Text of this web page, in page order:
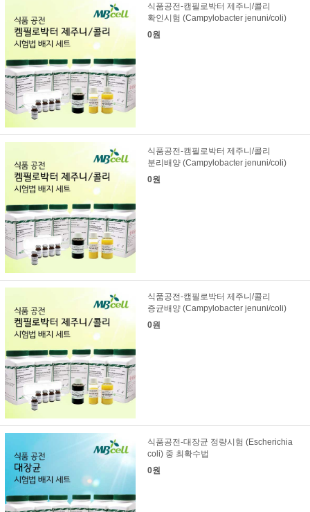
식품공전-캠필로박터 제주니/콜리
확인시험 (Campylobacter jenuni/coli)
0원
식품공전-캠필로박터 제주니/콜리
분리배양 (Campylobacter jenuni/coli)
0원
식품공전-캠필로박터 제주니/콜리
증균배양 (Campylobacter jenuni/coli)
0원
식품공전-대장균 정량시험 (Escherichia
coli) 중 최확수법
0원